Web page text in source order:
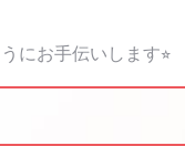
にお手伝いします⭐︎